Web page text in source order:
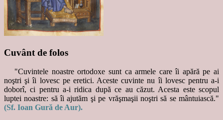
Cuvânt de folos
"Cuvintele noastre ortodoxe sunt ca armele care îi apără pe ai
noştri şi îi lovesc pe eretici. Aceste cuvinte nu îi lovesc pentru a-i
doborî, ci pentru a-i ridica după ce au căzut. Acesta este scopul
luptei noastre: să îi ajutăm şi pe vrăşmaşii noştri să se mântuiască."
(Sf. Ioan Gură de Aur).